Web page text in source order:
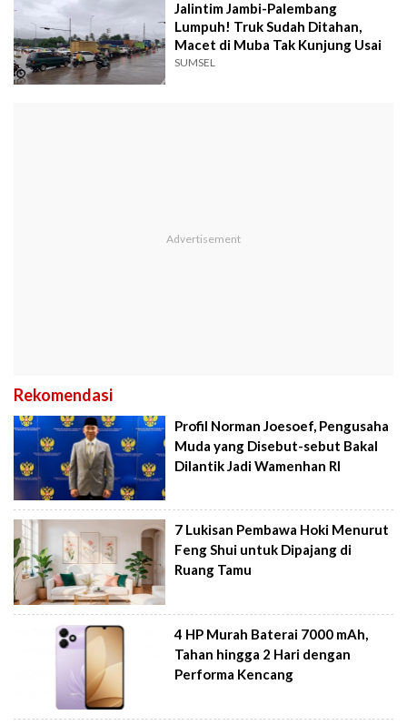
Jalintim Jambi-Palembang
Lumpuh! Truk Sudah Ditahan,
Macet di Muba Tak Kunjung Usai
SUMSEL
Rekomendasi
Profil Norman Joesoef, Pengusaha
Muda yang Disebut-sebut Bakal
Dilantik Jadi Wamenhan RI
7 Lukisan Pembawa Hoki Menurut
Feng Shui untuk Dipajang di
Ruang Tamu
4 HP Murah Baterai 7000 mAh,
Tahan hingga 2 Hari dengan
Performa Kencang